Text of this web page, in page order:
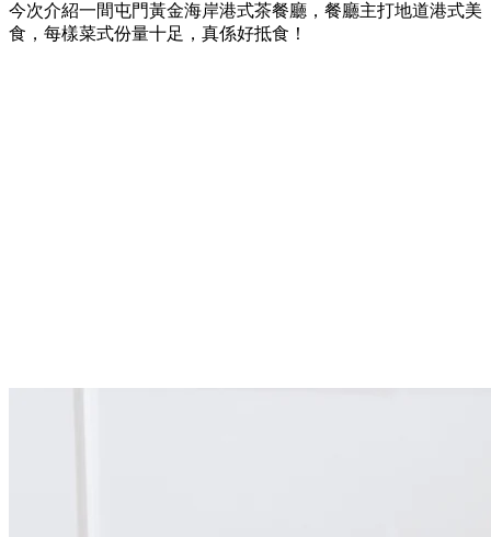
今次介紹一間屯門黃金海岸港式茶餐廳，餐廳主打地道港式美
食，每樣菜式份量十足，真係好抵食！